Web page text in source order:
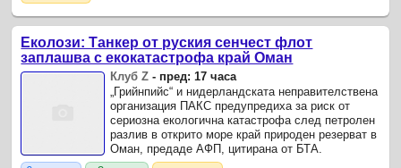
Еколози: Танкер от руския сенчест флот
заплашва с екокатастрофа край Оман
Клуб Z - пред: 17 часа
„Грийнпийс“ и нидерландската неправителствена
организация ПАКС предупредиха за риск от
сериозна екологична катастрофа след петролен
разлив в открито море край природен резерват в
Оман, предаде АФП, цитирана от БТА.